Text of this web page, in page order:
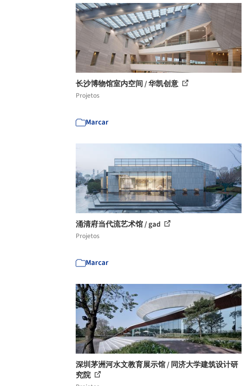
长沙博物馆室内空间 / 华凯创意
Projetos
Marcar
涌清府当代流艺术馆 / gad
Projetos
Marcar
深圳茅洲河水文教育展示馆 / 同济大学建筑设计研
究院